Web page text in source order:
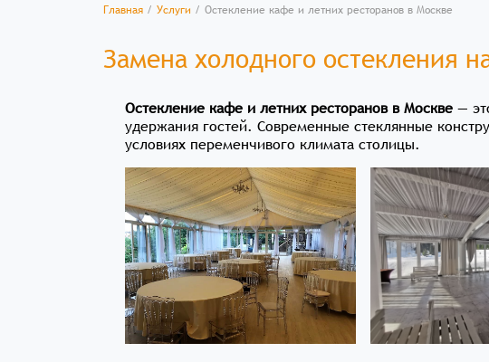
Главная / Услуги / Остекление кафе и летних ресторанов в Москве
Замена холодного остекления
Остекление кафе и летних ресторанов в Москве —
удержания гостей. Современные стеклянные
условиях переменчивого климата столицы.